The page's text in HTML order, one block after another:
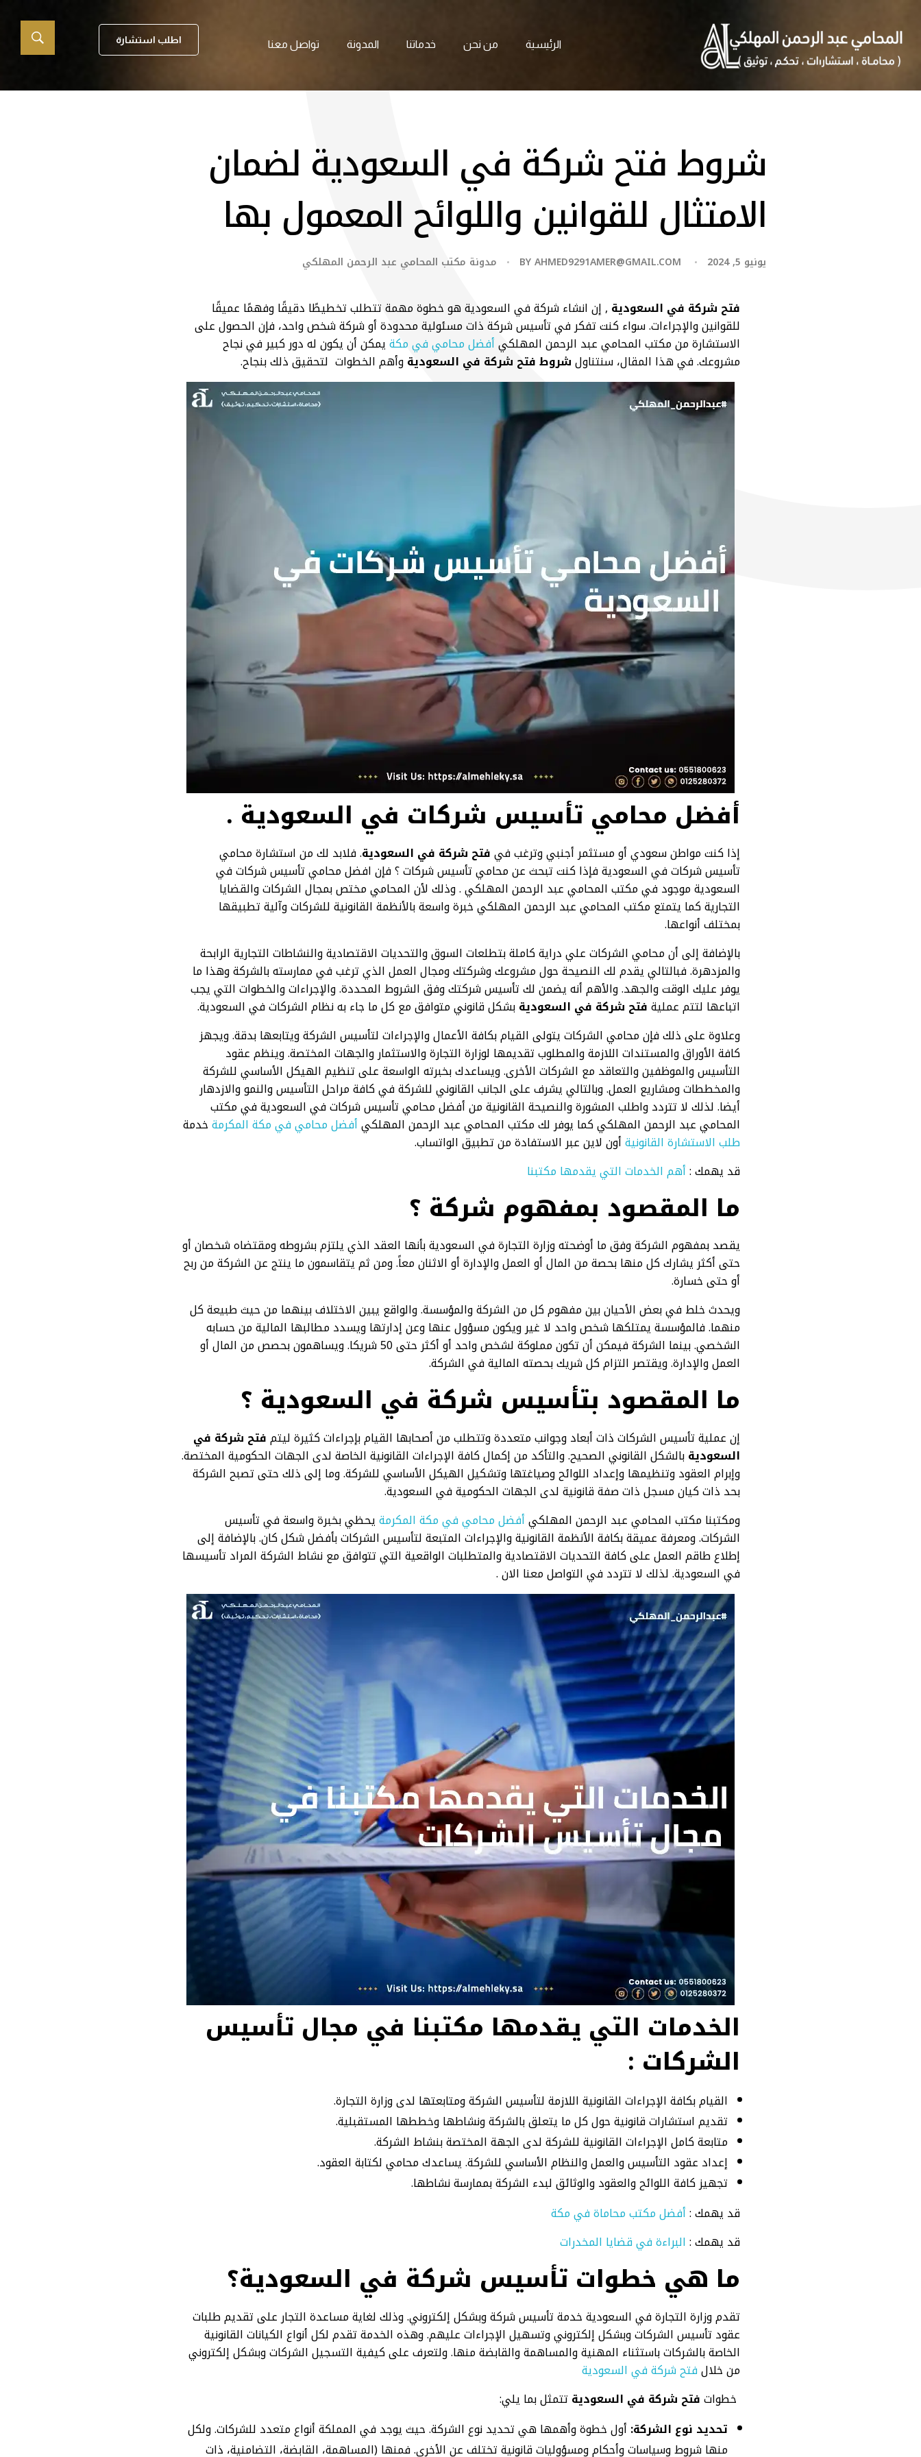
الرئيسية من نحن خدماتنا المدونة تواصل معنا اطلب استشارة
شروط فتح شركة في السعودية لضمان
الامتثال للقوانين واللوائح المعمول بها
يونيو 5, 2024 BYAHMED9291AMER@GMAIL.COM مدونة مكتب المحامي عبد الرحمن المهلكي
فتح شركة في السعودية , إن انشاء شركة في السعودية هو خطوة مهمة تتطلب تخطيطًا دقيقًا وفهمًا عميقًا
للقوانين والإجراءات. سواء كنت تفكر في تأسيس شركة ذات مسئولية محدودة أو شركة شخص واحد، فإن الحصول على
الاستشارة من مكتب المحامي عبد الرحمن المهلكيأفضل محامي في مكةيمكن أن يكون له دور كبير في نجاح
مشروعك. في هذا المقال، سنتناولشروط فتح شركة في السعوديةوأهم الخطوات لتحقيق ذلك بنجاح.
أفضل محامي تأسيس شركات في السعودية .
إذا كنت مواطن سعودي أو مستثمر أجنبي وترغب فيفتح شركة في السعودية. فلابد لك من استشارة محامي
تأسيس شركات في السعودية فإذا كنت تبحث عن محامي تأسيس شركات ؟ فإن افضل محامي تأسيس شركات في
السعودية موجود في مكتب المحامي عبد الرحمن المهلكي . وذلك لأن المحامي مختص بمجال الشركات والقضايا
التجارية كما يتمتع مكتب المحامي عبد الرحمن المهلكي خبرة واسعة بالأنظمة القانونية للشركات وآلية تطبيقها
بمختلف أنواعها.
بالإضافة إلى أن محامي الشركات علي دراية كاملة بتطلعات السوق والتحديات الاقتصادية والنشاطات التجارية الرابحة
والمزدهرة. فبالتالي يقدم لك النصيحة حول مشروعك وشركتك ومجال العمل الذي ترغب في ممارسته بالشركة وهذا ما
يوفر عليك الوقت والجهد. والأهم أنه يضمن لك تأسيس شركتك وفق الشروط المحددة. والإجراءات والخطوات التي يجب
اتباعها لتتم عمليةفتح شركة في السعوديةبشكل قانوني متوافق مع كل ما جاء به نظام الشركات في السعودية.
وعلاوة على ذلك فإن محامي الشركات يتولى القيام بكافة الأعمال والإجراءات لتأسيس الشركة ويتابعها بدقة. ويجهز
كافة الأوراق والمستندات اللازمة والمطلوب تقديمها لوزارة التجارة والاستثمار والجهات المختصة. وينظم عقود
التأسيس والموظفين والتعاقد مع الشركات الأخرى. ويساعدك بخبرته الواسعة على تنظيم الهيكل الأساسي للشركة
والمخططات ومشاريع العمل. وبالتالي يشرف على الجانب القانوني للشركة في كافة مراحل التأسيس والنمو والازدهار
أيضا. لذلك لا تتردد واطلب المشورة والنصيحة القانونية من أفضل محامي تأسيس شركات في السعودية في مكتب
المحامي عبد الرحمن المهلكي كما يوفر لك مكتب المحامي عبد الرحمن المهلكيأفضل محامي في مكة المكرمةخدمة
طلب الاستشارة القانونيةأون لاين عبر الاستفادة من تطبيق الواتساب.
قد يهمك :أهم الخدمات التي يقدمها مكتبنا
ما المقصود بمفهوم شركة ؟
يقصد بمفهوم الشركة وفق ما أوضحته وزارة التجارة في السعودية بأنها العقد الذي يلتزم بشروطه ومقتضاه شخصان أو
حتى أكثر يشارك كل منها بحصة من المال أو العمل والإدارة أو الاثنان معاً. ومن ثم يتقاسمون ما ينتج عن الشركة من ربح
أو حتى خسارة.
ويحدث خلط في بعض الأحيان بين مفهوم كل من الشركة والمؤسسة. والواقع يبين الاختلاف بينهما من حيث طبيعة كل
منهما. فالمؤسسة يمتلكها شخص واحد لا غير ويكون مسؤول عنها وعن إدارتها ويسدد مطالبها المالية من حسابه
الشخصي. بينما الشركة فيمكن أن تكون مملوكة لشخص واحد أو أكثر حتى 50 شريكا. ويساهمون بحصص من المال أو
العمل والإدارة. ويقتصر التزام كل شريك بحصته المالية في الشركة.
ما المقصود بتأسيس شركة في السعودية ؟
إن عملية تأسيس الشركات ذات أبعاد وجوانب متعددة وتتطلب من أصحابها القيام بإجراءات كثيرة ليتمفتح شركة في
السعوديةبالشكل القانوني الصحيح. والتأكد من إكمال كافة الإجراءات القانونية الخاصة لدى الجهات الحكومية المختصة.
وإبرام العقود وتنظيمها وإعداد اللوائح وصياغتها وتشكيل الهيكل الأساسي للشركة. وما إلى ذلك حتى تصبح الشركة
بحد ذات كيان مسجل ذات صفة قانونية لدى الجهات الحكومية في السعودية.
ومكتبنا مكتب المحامي عبد الرحمن المهلكيأفضل محامي في مكة المكرمةيحظي بخبرة واسعة في تأسيس
الشركات. ومعرفة عميقة بكافة الأنظمة القانونية والإجراءات المتبعة لتأسيس الشركات بأفضل شكل كان. بالإضافة إلى
إطلاع طاقم العمل على كافة التحديات الاقتصادية والمتطلبات الواقعية التي تتوافق مع نشاط الشركة المراد تأسيسها
في السعودية. لذلك لا تتردد في التواصل معنا الان .
الخدمات التي يقدمها مكتبنا في مجال تأسيس
الشركات :
القيام بكافة الإجراءات القانونية اللازمة لتأسيس الشركة ومتابعتها لدى وزارة التجارة.
تقديم استشارات قانونية حول كل ما يتعلق بالشركة ونشاطها وخططها المستقبلية.
متابعة كامل الإجراءات القانونية للشركة لدى الجهة المختصة بنشاط الشركة.
إعداد عقود التأسيس والعمل والنظام الأساسي للشركة. يساعدك محامي لكتابة العقود.
تجهيز كافة اللوائح والعقود والوثائق لبدء الشركة بممارسة نشاطها.
قد يهمك :أفضل مكتب محاماة في مكة
قد يهمك :البراءة في قضايا المخدرات
ما هي خطوات تأسيس شركة في السعودية؟
تقدم وزارة التجارة في السعودية خدمة تأسيس شركة وبشكل إلكتروني. وذلك لغاية مساعدة التجار على تقديم طلبات
عقود تأسيس الشركات وبشكل إلكتروني وتسهيل الإجراءات عليهم. وهذه الخدمة تقدم لكل أنواع الكيانات القانونية
الخاصة بالشركات باستثناء المهنية والمساهمة والقابضة منها. ولتعرف على كيفية التسجيل الشركات وبشكل إلكتروني
من خلالفتح شركة في السعودية
خطواتفتح شركة في السعودية تتمثل بما يلي:
تحديد نوع الشركة:أول خطوة وأهمها هي تحديد نوع الشركة. حيث يوجد في المملكة أنواع متعدد للشركات. ولكل
منها شروط وسياسات وأحكام ومسؤوليات قانونية تختلف عن الأخرى. فمنها (المساهمة، القابضة، التضامنية، ذات